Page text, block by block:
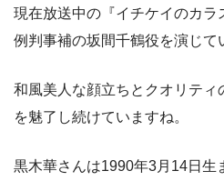
現在放送中の『イチケイのカ
例判事補の坂間千鶴役を演じて
和風美人な顔立ちとクオリティ
を魅了し続けていますね。
黒木華さんは1990年3月14日生